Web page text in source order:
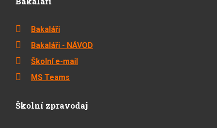
Bakaláři
Bakaláři - NÁVOD
Školní e-mail
MS Teams
Školní zpravodaj